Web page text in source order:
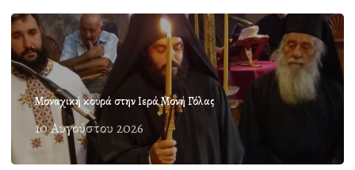
Μοναχική κουρά στην Ιερά Μονή Γόλας
10 Αυγούστου 2026